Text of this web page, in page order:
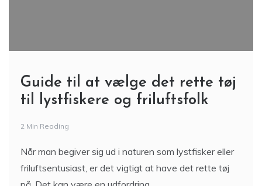
Guide til at vælge det rette tøj
til lystfiskere og friluftsfolk
2 Min Reading
Når man begiver sig ud i naturen som lystfisker eller
friluftsentusiast, er det vigtigt at have det rette tøj